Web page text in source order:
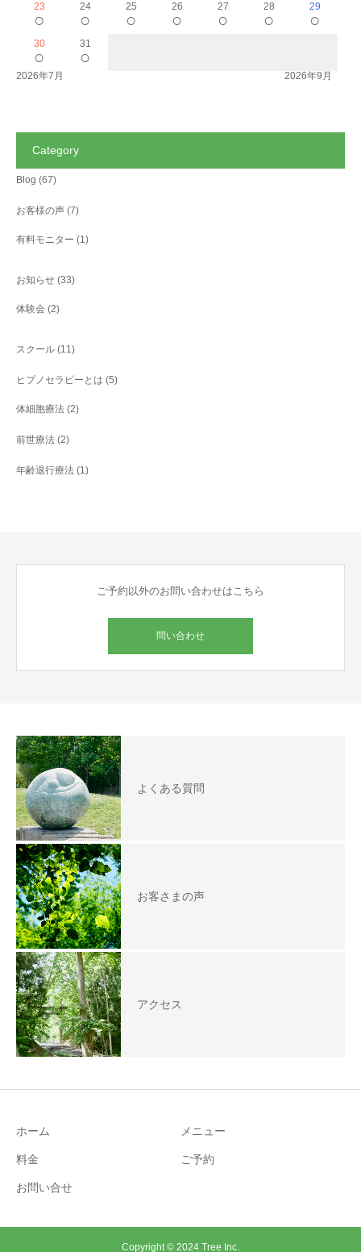
23
○
24
○
25
○
26
○
27
○
28
○
29
○
30
○
31
○
2026年7月 2026年9月
Category
Blog (67)
お客様の声 (7)
有料モニター (1)
お知らせ (33)
体験会 (2)
スクール (11)
ヒプノセラピーとは (5)
体細胞療法 (2)
前世療法 (2)
年齢退行療法 (1)
ご予約以外のお問い合わせはこちら
問い合わせ
よくある質問
お客さまの声
アクセス
ホーム メニュー
料金 ご予約
お問い合せ
Copyright © 2024 Tree Inc.